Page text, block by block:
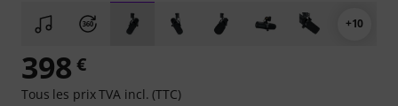
+10
398 €
Tous les prix TVA incl. (TTC)